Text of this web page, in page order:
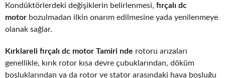
Kondüktörlerdeki değişiklerin belirlenmesi, fırçalı dc
motor bozulmadan ilkin onarım edilmesine yada yenilenmeye
olanak sağlar.
Kırklareli fırçalı dc motor Tamiri nde rotoru arızaları
genellikle, kırık rotor kısa devre çubuklarından, döküm
boşluklarından ya da rotor ve stator arasındaki hava boşluğu